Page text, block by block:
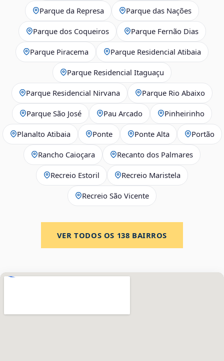
Parque da Represa Parque das Nações
Parque dos Coqueiros Parque Fernão Dias
Parque Piracema Parque Residencial Atibaia
Parque Residencial Itaguaçu
Parque Residencial Nirvana Parque Rio Abaixo
Parque São José Pau Arcado Pinheirinho
Planalto Atibaia Ponte Ponte Alta Portão
Rancho Caioçara Recanto dos Palmares
Recreio Estoril Recreio Maristela
Recreio São Vicente
VER TODOS OS 138 BAIRROS